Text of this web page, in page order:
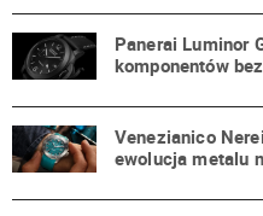
Panerai Luminor
komponentów
Venezianico
ewolucja metalu